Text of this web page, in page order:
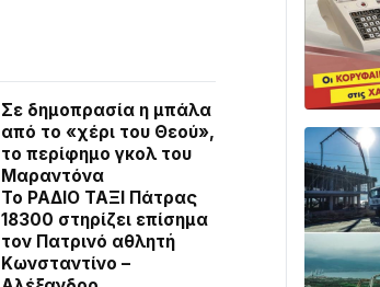
Σε δημοπρασία η μπάλα
από το «χέρι του Θεού»,
το περίφημο γκολ του
Μαραντόνα
Το ΡΑΔΙΟ ΤΑΞΙ Πάτρας
18300 στηρίζει επίσημα
τον Πατρινό αθλητή
Κωνσταντίνο –